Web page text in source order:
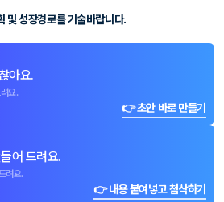
및 성장경로를 기술바랍니다.
아요.
요.
👉 초안 바로 만들기
어 드려요.
려요.
👉 내용 붙여넣고 첨삭하기